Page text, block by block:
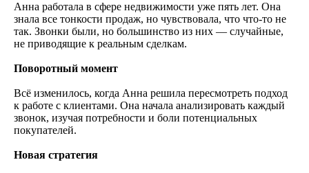
Анна работала в сфере недвижимости уже пять лет. Она
знала все тонкости продаж, но чувствовала, что что-то не
так. Звонки были, но большинство из них — случайные,
не приводящие к реальным сделкам.
Поворотный момент
Всё изменилось, когда Анна решила пересмотреть подход
к работе с клиентами. Она начала анализировать каждый
звонок, изучая потребности и боли потенциальных
покупателей.
Новая стратегия